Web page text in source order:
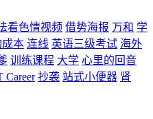
看色情视频 借势海报 万和 学
成本 连线 英语三级考试 海外
训练课程 大学 心里的回音
Career 抄袭 站式小便器 肾